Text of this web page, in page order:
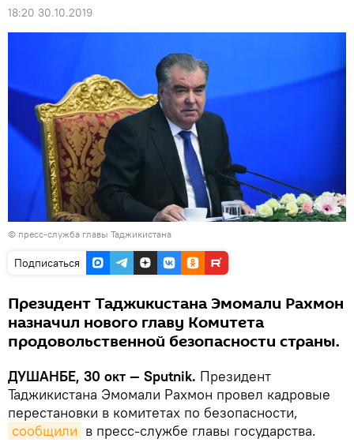
18:20 30.10.2019
© пресс-служба главы Таджикистана
Подписаться
Президент Таджикистана Эмомали Рахмон
назначил нового главу Комитета
продовольственной безопасности страны.
ДУШАНБЕ, 30 окт — Sputnik. Президент
Таджикистана Эмомали Рахмон провел кадровые
перестановки в комитетах по безопасности,
сообщили в пресс-службе главы государства.